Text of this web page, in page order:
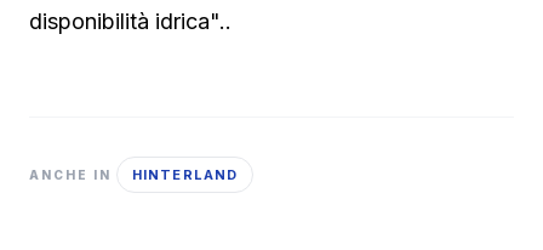
disponibilità idrica"..
ANCHE IN HINTERLAND